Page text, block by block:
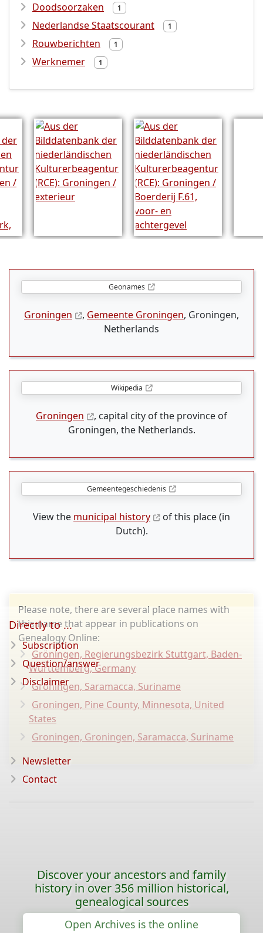
Doodsoorzaken 1
Nederlandse Staatscourant 1
Rouwberichten 1
Werknemer 1
Geonames
Groningen , Gemeente Groningen, Groningen,
Netherlands
Wikipedia
Groningen
, capital city of the province of
Groningen, the Netherlands.
Gemeentegeschiedenis
View the municipal history
of this place (in
Dutch).
Please note, there are several place names with
this name that appear in publications on
Genealogy Online:
Gröningen, Regierungsbezirk Stuttgart, Baden-
Wurttemberg, Germany
Groningen, Saramacca, Suriname
Groningen, Pine County, Minnesota, United
States
Groningen, Groningen, Saramacca, Suriname
Directly to ...
Subscription
Question/answer
Disclaimer
Newsletter
Contact
Discover your ancestors and family
history in over 356 million historical,
genealogical sources
Open Archives is the online